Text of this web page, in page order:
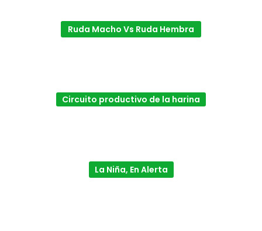
Ruda Macho Vs Ruda Hembra
Circuito productivo de la harina
La Niña, En Alerta